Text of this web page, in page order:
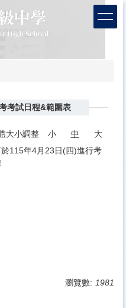
考試日程&範圍表
大小調整 小 中
大
115年4月23日(四)進行考
瀏覽數: 1981